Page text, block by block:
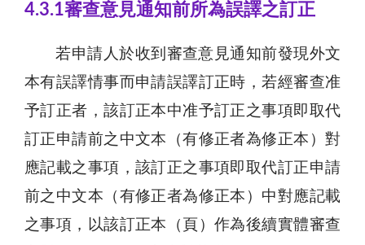
4.3.1審查意見通知前所為誤譯之訂正
若申請人於收到審查意見通知前發現外文
本有誤譯情事而申請誤譯訂正時，若經審查准
予訂正者，該訂正本中准予訂正之事項即取代
訂正申請前之中文本（有修正者為修正本）對
應記載之事項，該訂正之事項即取代訂正申請
前之中文本（有修正者為修正本）中對應記載
之事項，以該訂正本（頁）作為後續實體審查